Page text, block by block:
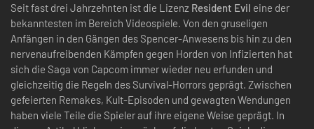
Seit fast drei Jahrzehnten ist die Lizenz Resident Evil eine der
bekanntesten im Bereich Videospiele. Von den gruseligen
Anfängen in den Gängen des Spencer-Anwesens bis hin zu den
nervenaufreibenden Kämpfen gegen Horden von Infizierten hat
sich die Saga von Capcom immer wieder neu erfunden und
gleichzeitig die Regeln des Survival-Horrors geprägt. Zwischen
gefeierten Remakes, Kult-Episoden und gewagten Wendungen
haben viele Teile die Spieler auf ihre eigene Weise geprägt. In